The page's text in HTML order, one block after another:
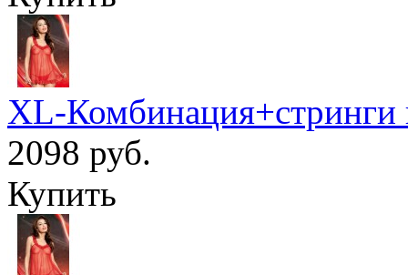
XL-Комбинация+стринги
2098 руб.
Купить